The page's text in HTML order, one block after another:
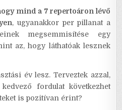
mind a 7 repertoáron lévő
, ugyanakkor per pillanat a
megsemmisítése egy
az, hogy láthatóak lesznek
év lesz. Terveztek azzal,
fordulat következhet
is pozitívan érint?